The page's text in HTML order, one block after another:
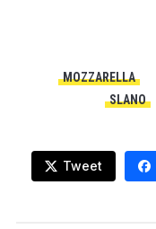
MOZZARELLA
SLANO
Tweet